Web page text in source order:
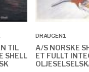
TIL
SHELL
DRAUGEN1
A/S NORSKE
ET FULLT